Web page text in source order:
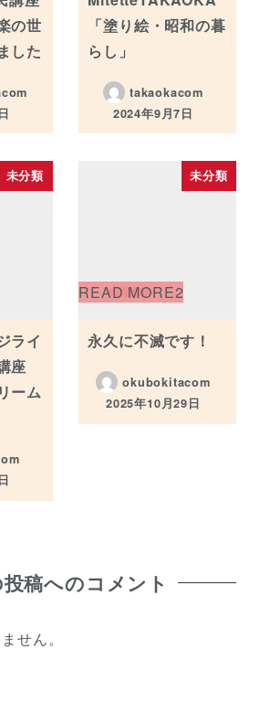
の世
した
「塗り絵・昭和の暮
らし」
takaokacom
投稿日
2024年9月7日
未分類
ライ
座
ーム
未分類
永久に不滅です！
okubokitacom
投稿日
2025年10月29日
稿へのコメント
せん。